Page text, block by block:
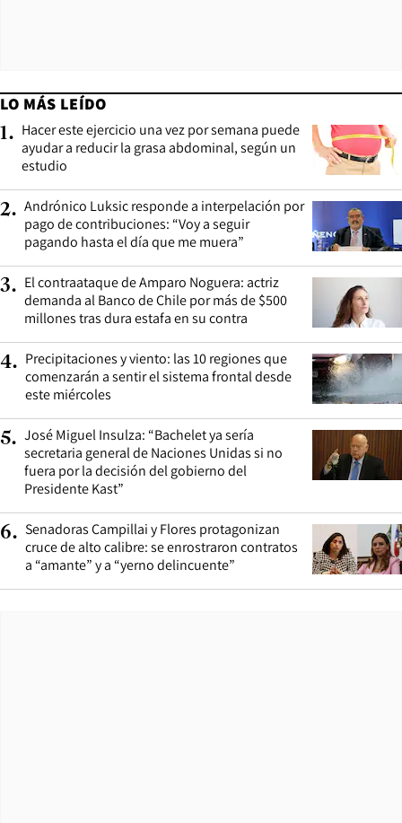
LO MÁS LEÍDO
1. Hacer este ejercicio una vez por semana puede
ayudar a reducir la grasa abdominal, según un
estudio
2. Andrónico Luksic responde a interpelación por
pago de contribuciones: “Voy a seguir
pagando hasta el día que me muera”
3. El contraataque de Amparo Noguera: actriz
demanda al Banco de Chile por más de $500
millones tras dura estafa en su contra
4. Precipitaciones y viento: las 10 regiones que
comenzarán a sentir el sistema frontal desde
este miércoles
5. José Miguel Insulza: “Bachelet ya sería
secretaria general de Naciones Unidas si no
fuera por la decisión del gobierno del
Presidente Kast”
6. Senadoras Campillai y Flores protagonizan
cruce de alto calibre: se enrostraron contratos
a “amante” y a “yerno delincuente”